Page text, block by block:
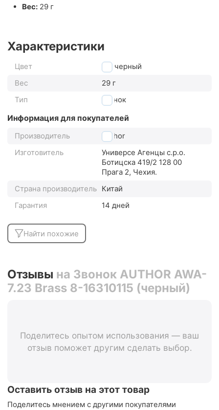
Вес: 29 г
Характеристики
Цвет
черный
Вес
29 г
Тип
звонок
Информация для покупателей
Производитель
Author
Изготовитель
Универсе Агенцы с.р.о.
Ботицска 419/2 128 00
Прага 2, Чехия.
Страна производитель Китай
Гарантия
14 дней
Найти похожие
Отзывы на Звонок AUTHOR AWA-
7.23 Brass 8-16310115 (черный)
Поделитесь опытом использования — ваш
отзыв поможет другим сделать выбор.
Оставить отзыв на этот товар
Поделитесь мнением с другими покупателями